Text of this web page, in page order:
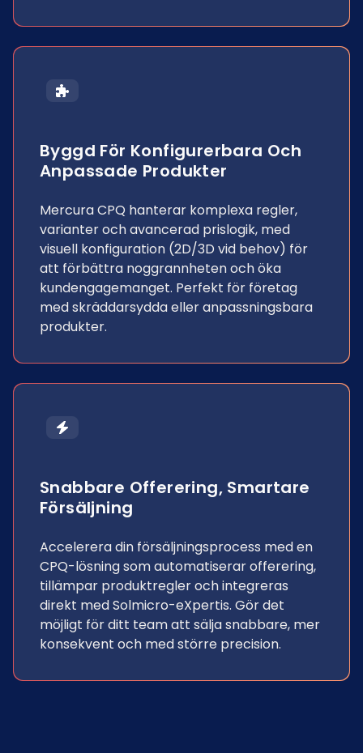
Byggd För Konfigurerbara Och
Anpassade Produkter
Mercura CPQ hanterar komplexa regler,
varianter och avancerad prislogik, med
visuell konfiguration (2D/3D vid behov) för
att förbättra noggrannheten och öka
kundengagemanget. Perfekt för företag
med skräddarsydda eller anpassningsbara
produkter.
Snabbare Offerering, Smartare
Försäljning
Accelerera din försäljningsprocess med en
CPQ-lösning som automatiserar offerering,
tillämpar produktregler och integreras
direkt med Solmicro-eXpertis. Gör det
möjligt för ditt team att sälja snabbare, mer
konsekvent och med större precision.